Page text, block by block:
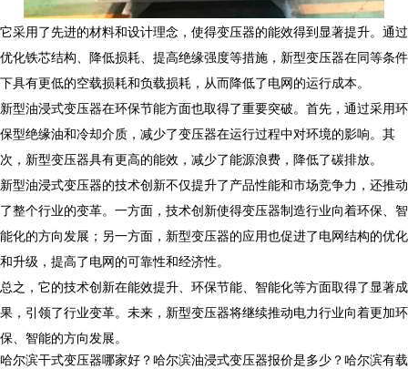
它采用了先进的材料和设计理念，使得变压器的能效得到显著提升。通过
优化铁芯结构、降低损耗、提高绝缘强度等措施，新型变压器在同等条件
下具有更低的空载损耗和负载损耗，从而降低了电网的运行成本。
新型油浸式变压器在环保节能方面也取得了重要突破。首先，通过采用环
保型绝缘油和冷却介质，减少了变压器在运行过程中对环境的影响。其
次，新型变压器具有更高的能效，减少了能源浪费，降低了碳排放。
新型油浸式变压器的技术创新不仅提升了产品性能和市场竞争力，还推动
了整个行业的变革。一方面，技术创新使得变压器制造行业向着环保、智
能化的方向发展；另一方面，新型变压器的应用也促进了电网结构的优化
和升级，提高了电网的可靠性和经济性。
总之，它的技术创新在能效提升、环保节能、智能化等方面取得了显著成
果，引领了行业变革。未来，新型变压器将继续推动电力行业向着更加环
保、智能的方向发展。
哈尔滨干式变压器哪家好？哈尔滨油浸式变压器报价是多少？哈尔滨有载